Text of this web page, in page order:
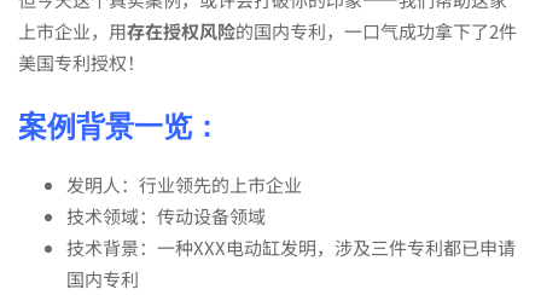
国
内
专
上市企业，用存在授权风险的国内专利，一口气成功拿下了2件
美国专利授权！
案例背景一览：
发明人：行业领先的上市企业
技术领域：传动设备领域
技术背景：一种XXX电动缸发明，涉及三件专利都已申请
国内专利